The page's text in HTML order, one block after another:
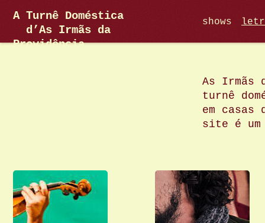
A Turnê Doméstica
d’As Irmãs da
Providência
shows
As Irmãs
turnê
em casas
site é